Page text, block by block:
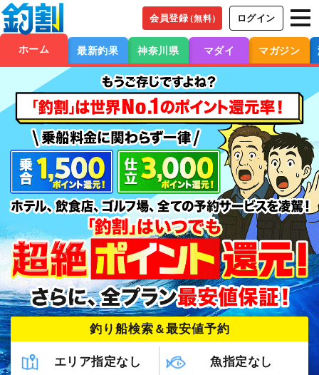
会員登録（無料） ログイン
ホーム 最新釣果 神奈川県 マダイ マガジン
釣り船検索 ＆最安値予約
エリア指定なし 魚指定なし